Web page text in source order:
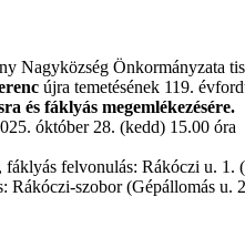
Nagyközség Önkormányzata
újra temetésének 119.
és fáklyás megemlékezésére.
óktóber 28. (kedd) 15.00 óra
fáklyás felvonulás: Rákóczi u. 1.
Rákóczi-szobor (Gépállomás u.